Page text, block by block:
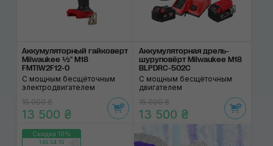
Аккумуляторный гайковерт
Milwaukee ½" M18
FMTIW2F12-0
С мощным бесщёточным
электродвигателем
15 000 ₴
13 500 ₴
Аккумуляторная дрель-
шуруповёрт Milwaukee М18
BLPDRC-502C
С мощным бесщёточным
двигателем
15 000 ₴
13 500 ₴
Скидка 10%
145:54:14